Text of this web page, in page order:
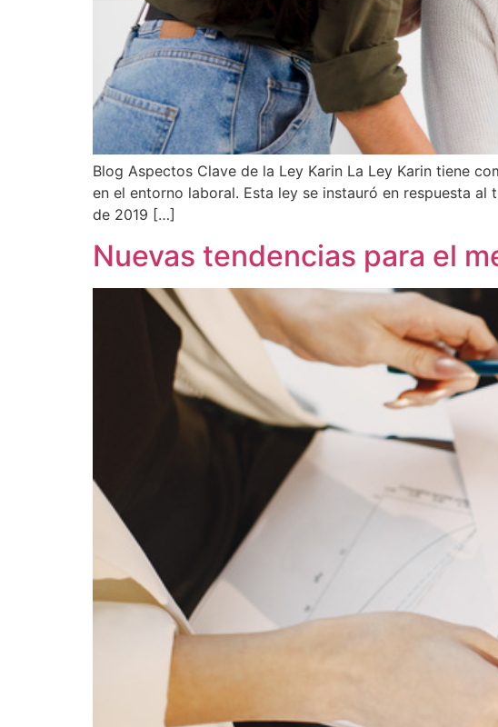
Blog Aspectos Clave de la Ley Karin La Ley Karin tiene
en el entorno laboral. Esta ley se instauró en respuesta
de 2019 […]
Nuevas tendencias para el